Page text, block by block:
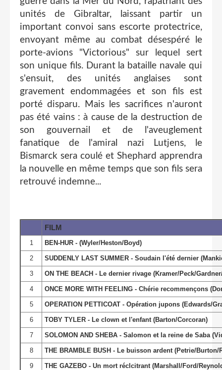
unités de Gibraltar, laissant partir un
important convoi sans escorte protectrice,
envoyant même au combat désespéré le
porte-avions "Victorious" sur lequel sert
son unique fils. Durant la bataille navale qui
s'ensuit, des unités anglaises sont
gravement endommagées et son fils est
porté disparu. Mais les sacrifices n'auront
pas été vains : à cause de la destruction de
son gouvernail et de l'aveuglement
fanatique de l'amiral nazi Lutjens, le
Bismarck sera coulé et Shephard apprendra
la nouvelle en même temps que son fils sera
retrouvé indemne...
FILM
1 BEN-HUR - (Wyler/Heston/Boyd)
2 SUDDENLY LAST SUMMER - Soudain l'été dernier
3 ON THE BEACH - Le dernier rivage (Kramer/Peck/
4 ONCE MORE WITH FEELING - Chérie recommençons
5 OPERATION PETTICOAT - Opération jupons (Edwards/
6 TOBY TYLER - Le clown et l'enfant (Barton/Corcoran)
7 SOLOMON AND SHEBA - Salomon et la reine de Saba
8 THE BRAMBLE BUSH - Le buisson ardent (Petrie/Burton/
9 THE GAZEBO - Un mort réclcitrant (Marshall/Ford/